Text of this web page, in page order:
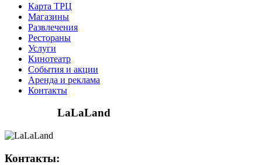
Карта ТРЦ
Магазины
Развлечения
Рестораны
Услуги
Кинотеатр
События и акции
Аренда и реклама
Контакты
LaLaLand
Контакты: